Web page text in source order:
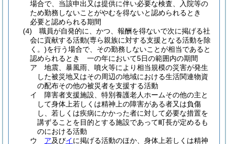
場合で、当該申出又は提供に伴い必要な検査、入院等の
ため勤務しないことがやむを得ないと認められるとき
必要と認められる期間
(4)
職員が自発的に、かつ、報酬を得ないで次に掲げる社
会に貢献する活動(専ら親族に対する支援となる活動を除
く。)を行う場合で、その勤務しないことが相当であると
認められるとき 一の年において5日の範囲内の期間
ア
地震、暴風雨、噴火等により相当規模の災害が発生
した被災地又はその周辺の地域における生活関連物資
の配布その他の被災者を支援する活動
イ
障害者支援施設、特別養護老人ホームその他の主と
して身体上若しくは精神上の障害がある者又は負傷
し、若しくは疾病にかかった者に対して必要な措置を
講ずることを目的とする施設であって町長が定めるも
のにおける活動
ウ
ア及びイに掲げる活動のほか、身体上若しくは精神